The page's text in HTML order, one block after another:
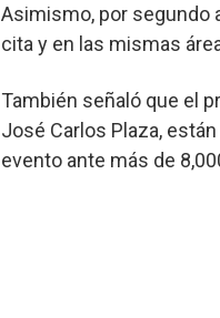
Asimismo, por segundo
cita y en las mismas
También señaló que el
José Carlos Plaza,
evento ante más de